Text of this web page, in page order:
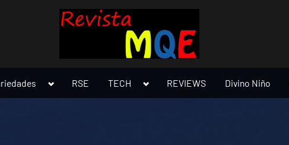
Toggle
menu
RSE TECH
Toggle
menu
REVIEWS Divino Niño